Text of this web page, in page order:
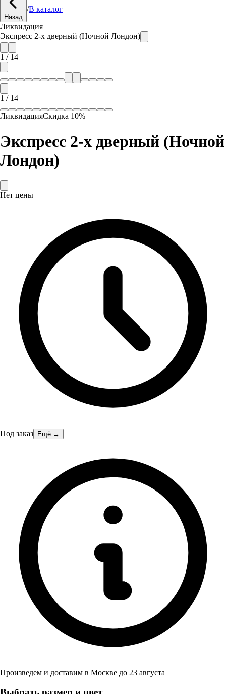
Назад
/В каталог
Ликвидация
Экспресс 2-х дверный (Ночной Лондон)
1 / 14
1 / 14
ЛиквидацияСкидка 10%
Экспресс 2-х дверный (Ночной
Лондон)
Нет цены
Под заказ Ещё →
Произведем и доставим в Москве до 23 августа